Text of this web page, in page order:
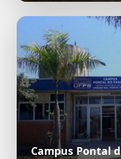
Campus Pontal